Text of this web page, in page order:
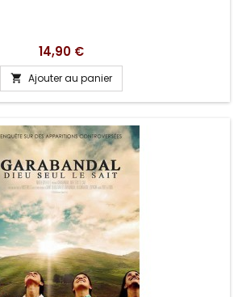
Prix
14,90 €
 Ajouter au panier